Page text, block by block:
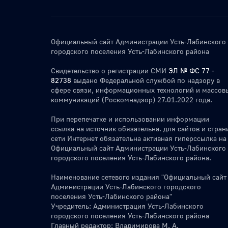
Официальный сайт Администрации Усть-Лабинского
городского поселения Усть-Лабинского района
Свидетельство о регистрации СМИ ЭЛ № ФС 77 -
82738 выдано Федеральной службой по надзору в
сфере связи, информационных технологий и
коммуникаций (Роскомнадзор) 27.01.2022 года.
При перепечатке и использовании информации
ссылка на источник обязательна. для сайтов и
сети Интернет обязательна активная гиперссылка на
Официальный сайт Администрации Усть-Лабинского
городского поселения Усть-Лабинского района.
Наименование сетевого издания "Официальный сайт
Администрации Усть-Лабинского городского
поселения Усть-Лабинского района"
Учредитель: Администрация Усть-Лабинского
городского поселения Усть-Лабинского района
Главный редактор: Владимирова М. А.